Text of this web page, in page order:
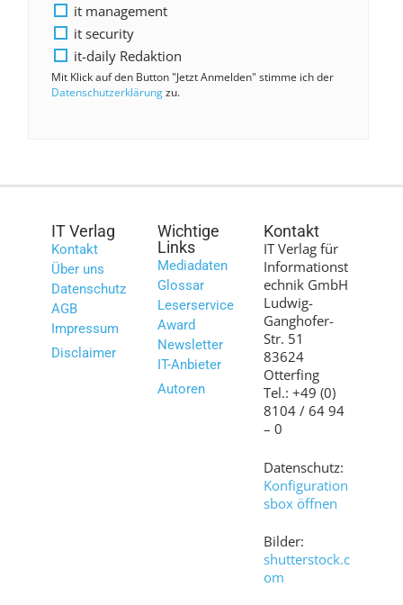
it management
it security
it-daily Redaktion
Mit Klick auf den Button "Jetzt Anmelden" stimme ich der
Datenschutzerklärungzu.
IT Verlag
Kontakt
Über uns
Datenschutz
AGB
Impressum
Disclaimer
Wichtige
Links
Mediadaten
Glossar
Leserservice
Award
Newsletter
IT-Anbieter
Autoren
Kontakt
IT Verlag für
Informationst
echnik GmbH
Ludwig-
Ganghofer-
Str. 51
83624
Otterfing
Tel.: +49 (0)
8104 / 64 94
– 0
Datenschutz:
Konfiguration
sbox öffnen
Bilder:
shutterstock.c
om